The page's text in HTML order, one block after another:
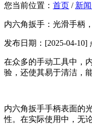
您当前位置： 首页 / 新
内六角扳手：光滑手柄
发布日期：[2025-04-10]
在众多的手动工具中，
验，还使其易于清洁，
内六角扳手手柄表面的
性。在实际使用中，无